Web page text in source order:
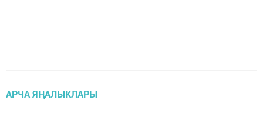
АРЧА ЯҢАЛЫКЛАРЫ